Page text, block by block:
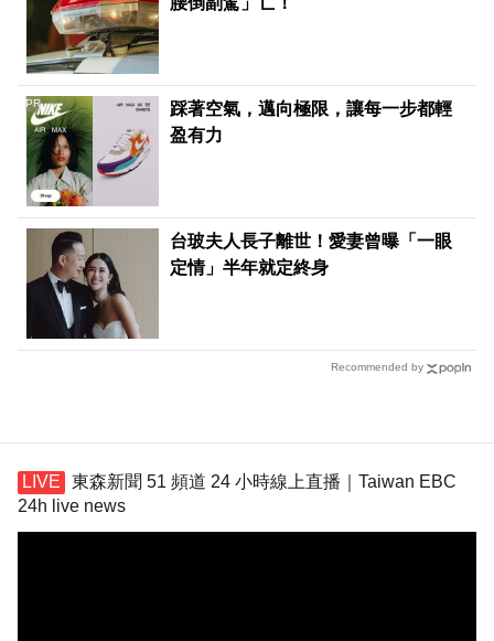
踩著空氣，邁向極限，讓每一步都輕
盈有力
PR
台玻夫人長子離世！愛妻曾曝「一眼
定情」半年就定終身
Recommended by
東森新聞 51 頻道 24 小時線上直播｜Taiwan EBC
24h live news